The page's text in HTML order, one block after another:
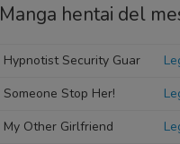
Manga hentai del
Hypnotist Security Guar
Someone Stop Her!
My Other Girlfriend